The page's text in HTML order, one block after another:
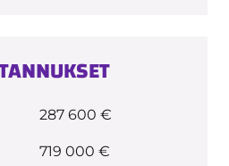
287 600 €
719 000 €